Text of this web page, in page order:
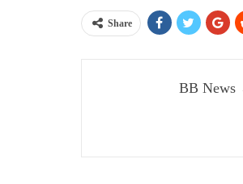
Share
BB News